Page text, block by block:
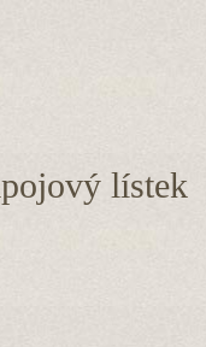
lístek